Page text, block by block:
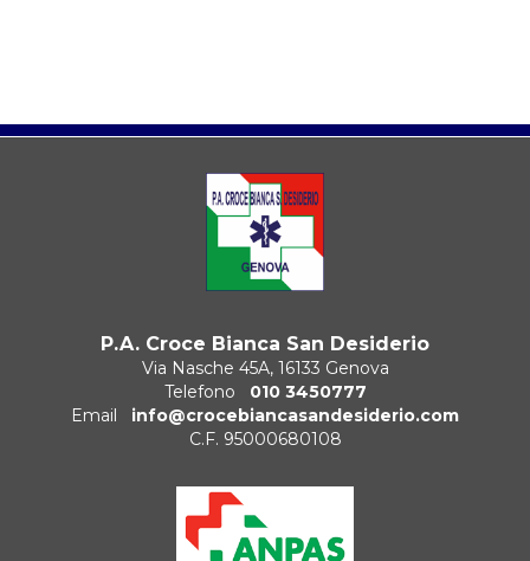
P.A. Croce Bianca San Desiderio
Via Nasche 45A, 16133 Genova
Telefono 010 3450777
Email info@crocebiancasandesiderio.com
C.F. 95000680108